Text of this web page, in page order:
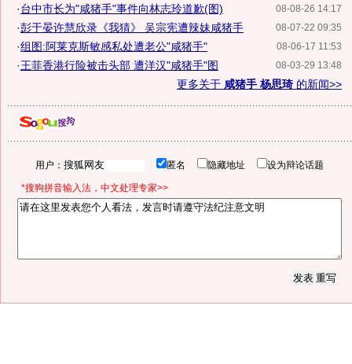
08-08-26 14:17
·台中市长为"咸猪手"事件向林志玲道歉(图)
08-07-22 09:35
·彭于晏许慧欣录《我猜》 吴宗宪遭辣妹咸猪手
08-06-17 11:53
·组图:阿莱克斯敏感私处遭老公"咸猪手"
08-03-29 13:48
·王菲香港行险被击头部 遭洋汉"咸猪手"图
更多关于 咸猪手 杨思琦 的新闻>>
用户： 匿名 隐藏地址 设为辩论话题
*搜狗拼音输入法，中文处理专家>>